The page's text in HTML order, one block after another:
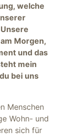
welche
Morgen,
und das
mein
bei uns
Menschen
Wohn- und
sich für